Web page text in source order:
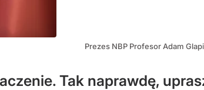
Prezes NBP Profesor Adam
Tak naprawdę,